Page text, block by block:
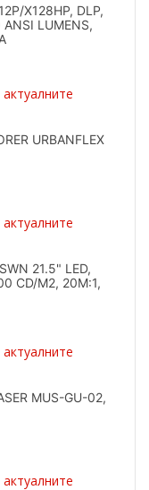
X128HP, DLP,
LUMENS,
URBANFLEX
21.5" LED,
CD/M2, 20M:1,
MUS-GU-02,